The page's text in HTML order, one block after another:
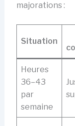
majorations :
Situation
Heures
36–43
par
semaine